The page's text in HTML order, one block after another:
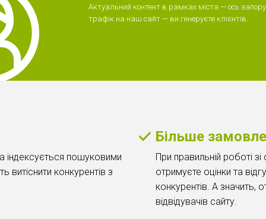
Актуальний контент в рамках міста — ось
трафік на наш сайт — ви генеруєте клієнтів.
індексується пошуковими
конкурентів з
Більше
При правильній роботі
отримуєте оцінки та
конкурентів. А значить,
відвідувачів сайту.